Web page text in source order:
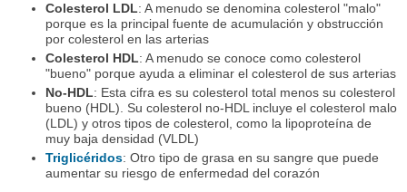
Colesterol LDL: A menudo se denomina colesterol "malo"
porque es la principal fuente de acumulación y obstrucción
por colesterol en las arterias
Colesterol HDL: A menudo se conoce como colesterol
"bueno" porque ayuda a eliminar el colesterol de sus arterias
No-HDL: Esta cifra es su colesterol total menos su colesterol
bueno (HDL). Su colesterol no-HDL incluye el colesterol malo
(LDL) y otros tipos de colesterol, como la lipoproteína de
muy baja densidad (VLDL)
Triglicéridos: Otro tipo de grasa en su sangre que puede
aumentar su riesgo de enfermedad del corazón